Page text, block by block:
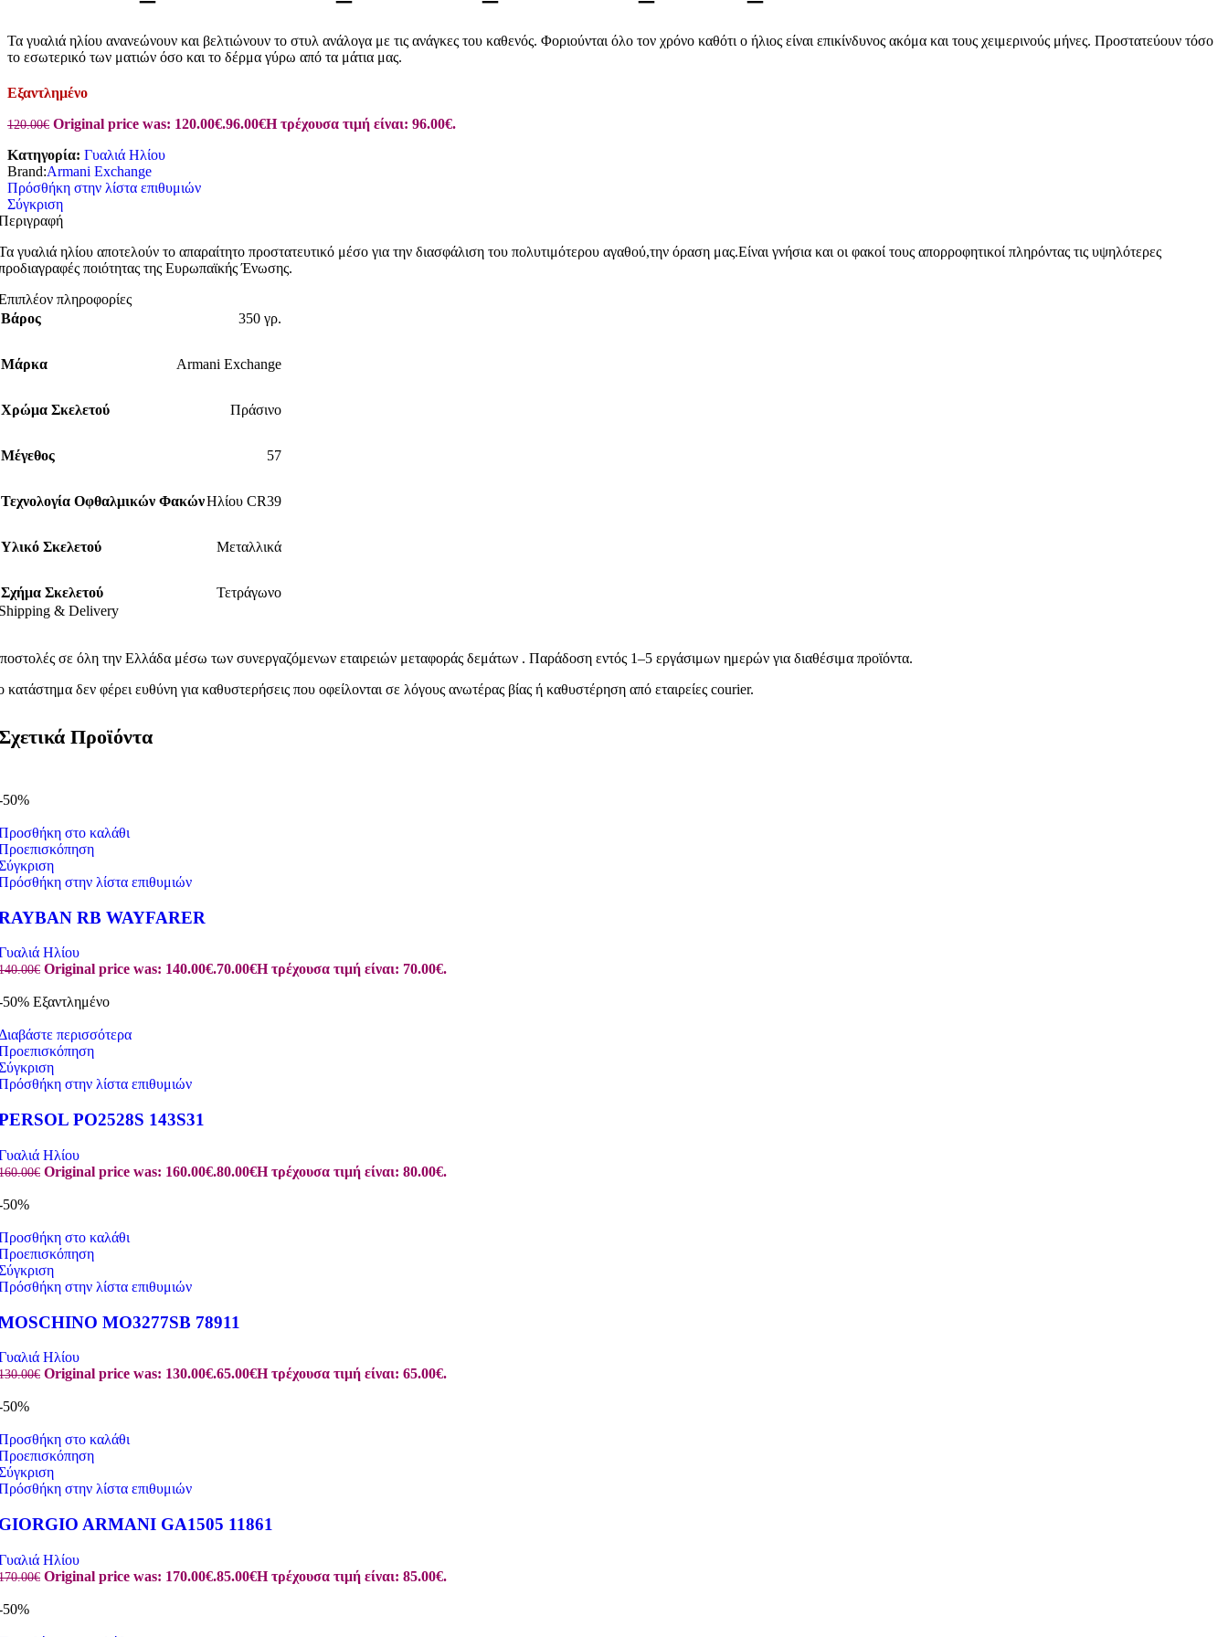
Τα γυαλιά ηλίου ανανεώνουν και βελτιώνουν το στυλ ανάλογα με τις ανάγκες του καθενός. Φοριούνται όλο τον χρόνο καθότι ο ήλιος είναι επικίνδυνος ακόμα και τους χειμερινούς μήνες. Προστατεύουν τόσο
το εσωτερικό των ματιών όσο και το δέρμα γύρω από τα μάτια μας.
Εξαντλημένο
120.00€ Original price was: 120.00€.96.00€Η τρέχουσα τιμή είναι: 96.00€.
Κατηγορία: Γυαλιά Ηλίου
Brand:Armani Exchange
Πρόσθήκη στην λίστα επιθυμιών
Σύγκριση
γυαλιά ηλίου αποτελούν το απαραίτητο προστατευτικό μέσο για την διασφάλιση του πολυτιμότερου αγαθού,την όραση μας.Είναι γνήσια και οι φακοί τους απορροφητικοί πληρόντας τις υψηλότερες
ποιότητας της Ευρωπαϊκής Ένωσης.
πληροφορίες
Βάρος
350 γρ.
Μάρκα Armani Exchange
Χρώμα Σκελετού Πράσινο
Μέγεθος 57
Τεχνολογία Οφθαλμικών ΦακώνΗλίου CR39
Υλικό Σκελετού Μεταλλικά
Σχήμα Σκελετού
Τετράγωνο
& Delivery
σε όλη την Ελλάδα μέσω των συνεργαζόμενων εταιρειών μεταφοράς δεμάτων . Παράδοση εντός 1–5 εργάσιμων ημερών για διαθέσιμα προϊόντα.
κατάστημα δεν φέρει ευθύνη για καθυστερήσεις που οφείλονται σε λόγους ανωτέρας βίας ή καθυστέρηση από εταιρείες courier.
Προϊόντα
50%
στο καλάθι
στην λίστα επιθυμιών
RB WAYFARER
Ηλίου
€ Original price was: 140.00€.70.00€Η τρέχουσα τιμή είναι: 70.00€.
50% Εξαντλημένο
περισσότερα
στην λίστα επιθυμιών
PO2528S 143S31
Ηλίου
€ Original price was: 160.00€.80.00€Η τρέχουσα τιμή είναι: 80.00€.
50%
στο καλάθι
στην λίστα επιθυμιών
MO3277SB 78911
Ηλίου
€ Original price was: 130.00€.65.00€Η τρέχουσα τιμή είναι: 65.00€.
50%
στο καλάθι
στην λίστα επιθυμιών
ARMANI GA1505 11861
Ηλίου
€ Original price was: 170.00€.85.00€Η τρέχουσα τιμή είναι: 85.00€.
50%